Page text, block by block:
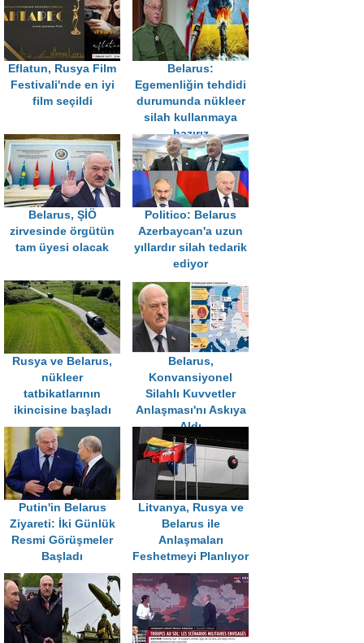
Eflatun, Rusya Film
Festivali'nde en iyi
film seçildi
Belarus:
Egemenliğin tehdidi
durumunda nükleer
silah kullanmaya
hazırız
Belarus, ŞİÖ
zirvesinde örgütün
tam üyesi olacak
Politico: Belarus
Azerbaycan'a uzun
yıllardır silah tedarik
ediyor
Rusya ve Belarus,
nükleer
tatbikatlarının
ikincisine başladı
Belarus,
Konvansiyonel
Silahlı Kuvvetler
Anlaşması'nı Askıya
Aldı
Putin'in Belarus
Ziyareti: İki Günlük
Resmi Görüşmeler
Başladı
Litvanya, Rusya ve
Belarus ile
Anlaşmaları
Feshetmeyi Planlıyor